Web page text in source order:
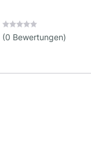
(0 Bewertungen)